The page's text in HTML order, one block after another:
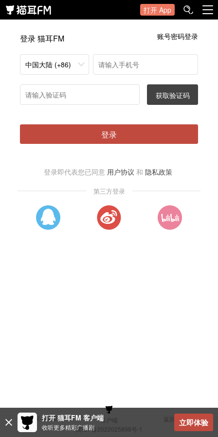
打开 App
登录 猫耳FM 账号密码登录
中国大陆 (+86)
获取验证码
登录
登录即代表您已同意 用户协议 和 隐私政策
第三方登录
建议与反馈 客户端
返回顶部
冀ICP备2022025898号-1
打开 猫耳FM 客户端
收听更多精彩广播剧 立即体验